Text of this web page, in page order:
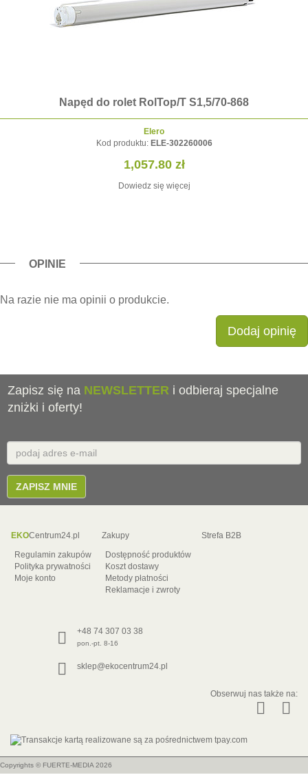
do rolet RolTop/T S1,5/70-868
ELE-302260006
Napęd do
OPINIE
Na razie nie ma opinii o produkcie.
Dodaj opinię
Zapisz się na NEWSLETTER i odbieraj specjalne
zniżki i oferty!
Email
E-
mail
ZAPISZ MNIE
EKOCentrum24.pl
Regulamin zakupów
Polityka prywatności
Moje konto
Zakupy
Dostępność produktów
Koszt dostawy
Metody płatności
Reklamacje i zwroty
Strefa B2B
+48 74 307 03 38
pon.-pt. 8-16
sklep@ekocentrum24.pl
Obserwuj nas także na:
Copyrights © FUERTE-MEDIA 2026